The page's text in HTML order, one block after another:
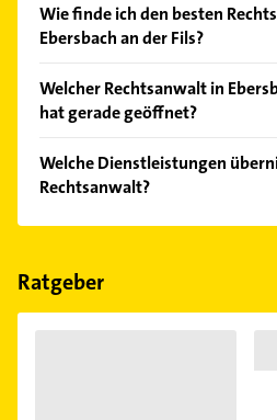
Wie finde ich den besten
Ebersbach an der Fils?
Kundenmeinungen und
Empfehlungen. Die
Welcher Rechtsanwalt in
hat gerade geöffnet?
Bitte beachten Sie, dass diese
Feiertagen abweichen können.
Welche Dienstleistungen
Rechtsanwalt?
Folgende Leistungen werden
Rechtsbeistand,
Rechtsdienstleistung.
Ratgeber